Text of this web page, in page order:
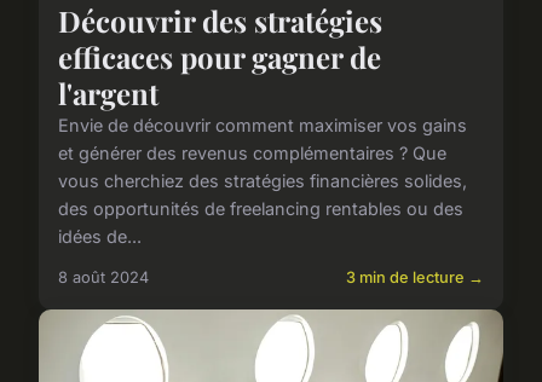
Découvrir des stratégies
efficaces pour gagner de
l'argent
Envie de découvrir comment maximiser vos gains
et générer des revenus complémentaires ? Que
vous cherchiez des stratégies financières solides,
des opportunités de freelancing rentables ou des
idées de...
8 août 2024 3 min de lecture →